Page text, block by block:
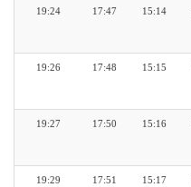
15:14
17:47
19:24
15:15
17:48
19:26
15:16
17:50
19:27
15:17
17:51
19:29